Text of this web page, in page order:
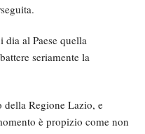
dia al Paese quella
seriamente la
della Regione Lazio, e
è propizio come non